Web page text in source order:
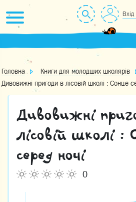
to
content
Вхід
Головна
Книги для молодших школярів
Дивовижні пригоди в лісовій школі : Сонце
Дивовижні
лісовій школі :
серед ночі
0